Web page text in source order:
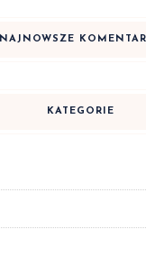
NAJNOWSZE
KATEGORIE